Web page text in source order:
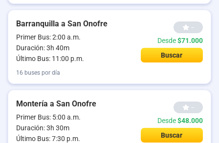
Barranquilla a San Onofre
Primer Bus: 2:00 a.m.
Duración: 3h 40m
Último Bus: 11:00 p.m.
--
Desde$71.000
Buscar
16 buses por día
Montería a San Onofre
Primer Bus: 5:00 a.m.
Duración: 3h 30m
Último Bus: 7:30 p.m.
--
Desde$48.000
Buscar